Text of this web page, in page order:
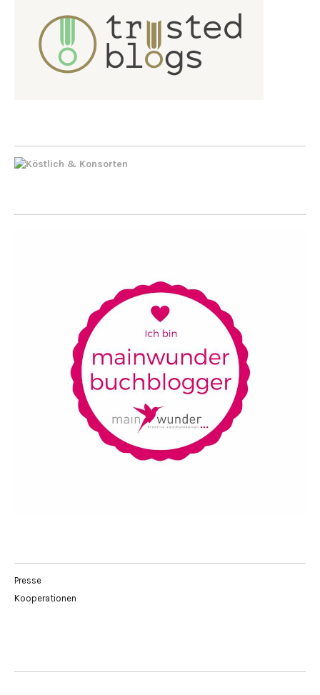
Presse
Kooperationen